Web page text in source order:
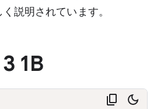
説明されています。
1B